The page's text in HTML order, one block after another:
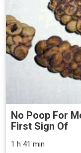
No Poop For
First Sign Of
1 h 41 min